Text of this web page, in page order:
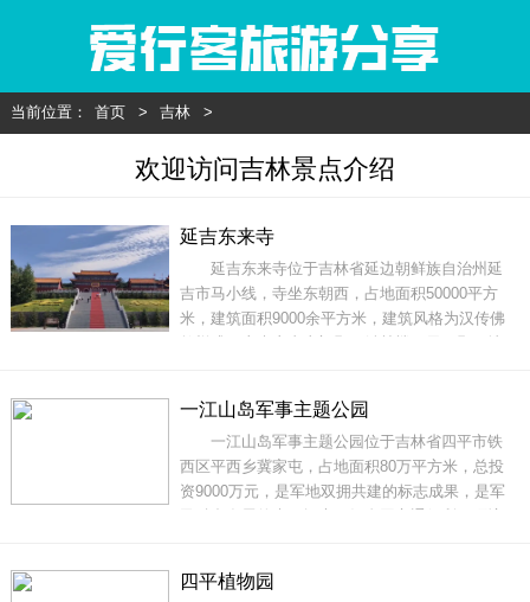
当前位置： 首页 > 吉林 >
欢迎访问吉林景点介绍
延吉东来寺
延吉东来寺位于吉林省延边朝鲜族自治州延
吉市马小线，寺坐东朝西，占地面积50000平方
米，建筑面积9000余平方米，建筑风格为汉传佛
人惊叹。这里有三棵婀娜多姿的古松，以千年的
清香和神圣闻名遐迩，因历有群众自发到此参拜
祈愿，寺院
一江山岛军事主题公园
一江山岛军事主题公园位于吉林省四平市铁
西区平西乡冀家屯，占地面积80万平方米，总投
资9000万元，是军地双拥共建的标志成果，是军
主题公园分布五湖五岛及环湖步道、航空平台、
四平植物园